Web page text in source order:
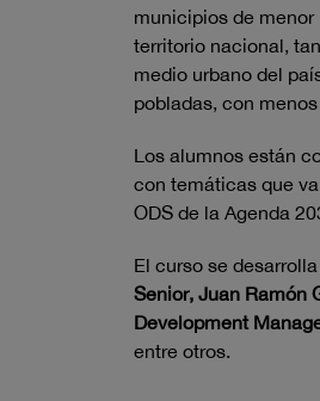
municipios de
territorio nacional,
medio urbano del
pobladas, con
Los alumnos están
con temáticas que
ODS de la Agenda
El curso se
Senior, Juan Ramón
Development
entre otros.